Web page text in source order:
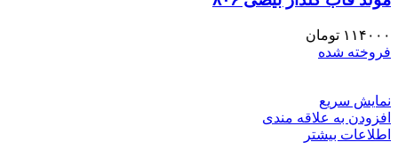
۱۱۴۰۰۰ تومان
فروخته شده
نمایش سریع
افزودن به علاقه مندی
اطلاعات بیشتر